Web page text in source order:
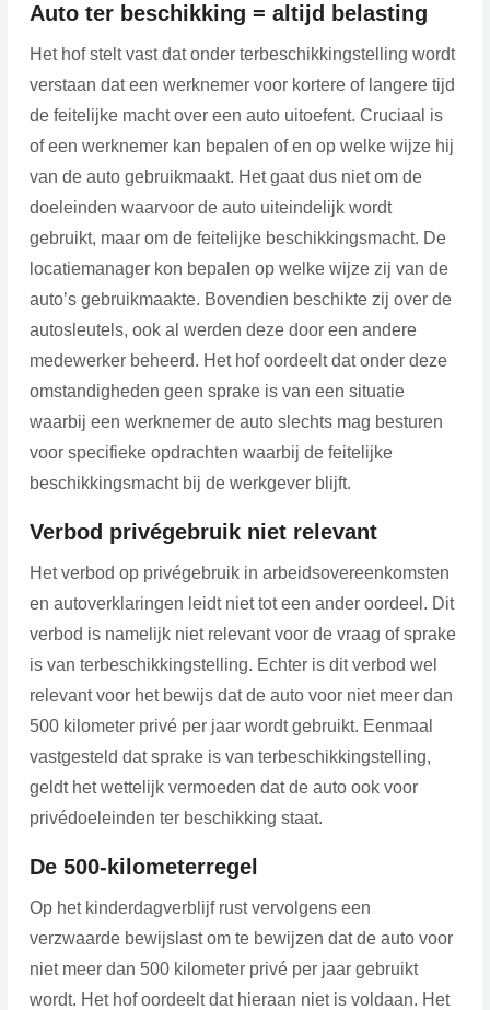
Auto ter beschikking = altijd belasting
Het hof stelt vast dat onder terbeschikkingstelling wordt
verstaan dat een werknemer voor kortere of langere tijd
de feitelijke macht over een auto uitoefent. Cruciaal is
of een werknemer kan bepalen of en op welke wijze hij
van de auto gebruikmaakt. Het gaat dus niet om de
doeleinden waarvoor de auto uiteindelijk wordt
gebruikt, maar om de feitelijke beschikkingsmacht. De
locatiemanager kon bepalen op welke wijze zij van de
auto’s gebruikmaakte. Bovendien beschikte zij over de
autosleutels, ook al werden deze door een andere
medewerker beheerd. Het hof oordeelt dat onder deze
omstandigheden geen sprake is van een situatie
waarbij een werknemer de auto slechts mag besturen
voor specifieke opdrachten waarbij de feitelijke
beschikkingsmacht bij de werkgever blijft.
Verbod privégebruik niet relevant
Het verbod op privégebruik in arbeidsovereenkomsten
en autoverklaringen leidt niet tot een ander oordeel. Dit
verbod is namelijk niet relevant voor de vraag of sprake
is van terbeschikkingstelling. Echter is dit verbod wel
relevant voor het bewijs dat de auto voor niet meer dan
500 kilometer privé per jaar wordt gebruikt. Eenmaal
vastgesteld dat sprake is van terbeschikkingstelling,
geldt het wettelijk vermoeden dat de auto ook voor
privédoeleinden ter beschikking staat.
De 500-kilometerregel
Op het kinderdagverblijf rust vervolgens een
verzwaarde bewijslast om te bewijzen dat de auto voor
niet meer dan 500 kilometer privé per jaar gebruikt
wordt. Het hof oordeelt dat hieraan niet is voldaan. Het